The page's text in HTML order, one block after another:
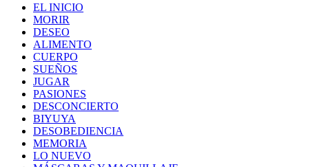
EL INICIO
MORIR
DESEO
ALIMENTO
CUERPO
SUEÑOS
JUGAR
PASIONES
DESCONCIERTO
BIYUYA
DESOBEDIENCIA
MEMORIA
LO NUEVO